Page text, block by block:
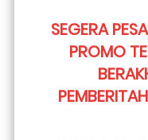
SEGERA
PROMO